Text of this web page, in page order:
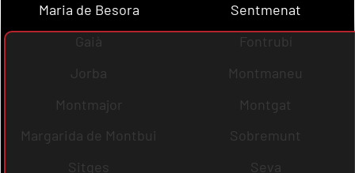
Maria de Besora
Sentmenat
Gaià
Fontrubí
Jorba
Montmaneu
Montmajor
Montgat
Margarida de Montbui
Sobremunt
Sitges
Seva